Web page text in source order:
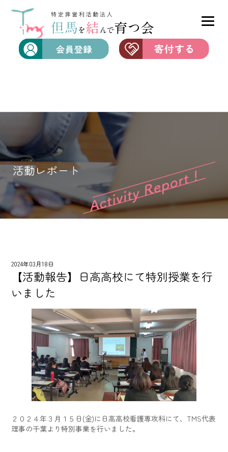
活動レポート
2024年03月18日
【活動報告】日高高校にて特別授業を行
いました
２０２４年３月１５日(金)に日高高校看護専攻科にて、TMS代表
理事の千葉より特別事業を行いました。